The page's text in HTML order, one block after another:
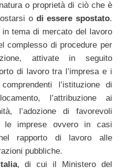
o proprietà di ciò che è
o di essere spostato.
in tema di mercato del lavoro
complesso di procedure per
attivate in seguito
di lavoro tra l’impresa e i
l’istituzione di
l’attribuzione ai
l’adozione di favorevoli
le imprese ovvero in casi
rapporto di lavoro alle
pubbliche.
, di cui il Ministero del